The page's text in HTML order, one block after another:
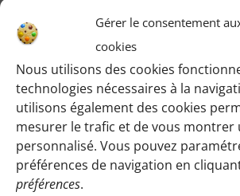
Gérer le consentement
cookies
Nous utilisons des cookies
technologies nécessaires à la
utilisons également des cookies
mesurer le trafic et de vous montrer
personnalisé. Vous pouvez
préférences de navigation en
préférences.
Vous pouvez participer
randonnées d’essai sans
:
Cliquez sur le bouton ci-dessous et